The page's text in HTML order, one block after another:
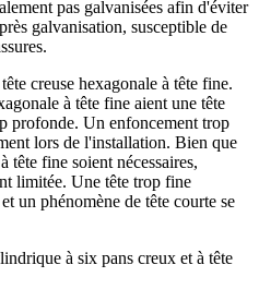
pas galvanisées afin d'éviter
galvanisation, susceptible de
creuse hexagonale à tête fine.
à tête fine aient une tête
profonde. Un enfoncement trop
lors de l'installation. Bien que
tête fine soient nécessaires,
limitée. Une tête trop fine
un phénomène de tête courte se
à six pans creux et à tête